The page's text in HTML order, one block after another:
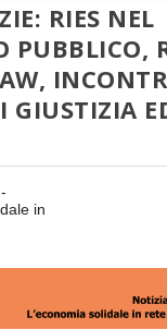
RIES NEL
PUBBLICO,
GIUSTIZIA